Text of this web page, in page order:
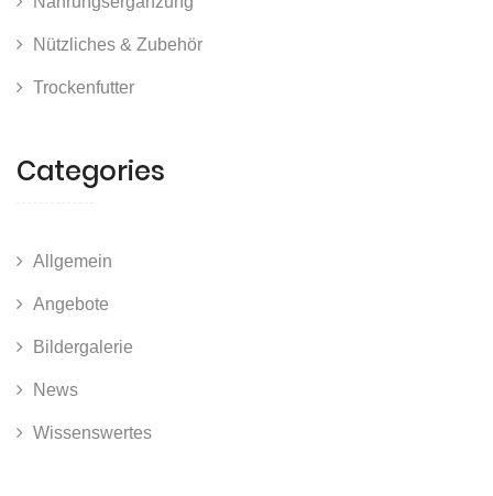
Nützliches & Zubehör
Trockenfutter
Categories
Allgemein
Angebote
Bildergalerie
News
Wissenswertes